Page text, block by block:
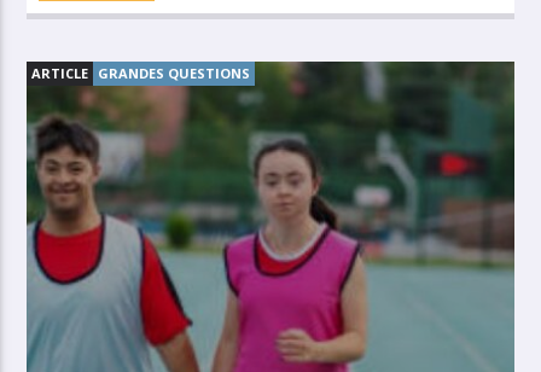
ARTICLE GRANDES QUESTIONS